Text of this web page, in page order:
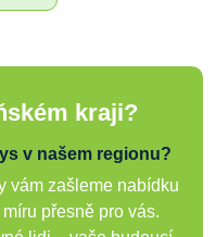
kraji?
v našem regionu?
vám zašleme nabídku
přesně pro vás.